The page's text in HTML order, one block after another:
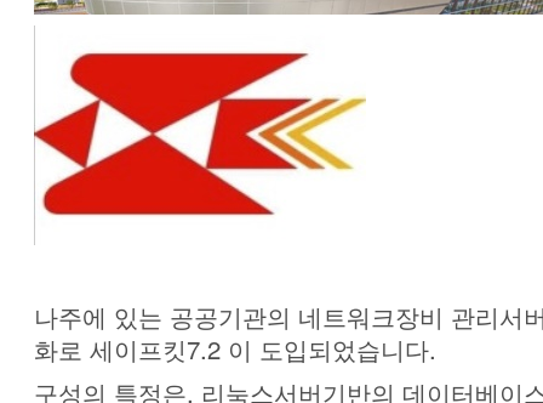
나주에 있는 공공기관의 네트워크장비 관리서
화로 세이프킷7.2 이 도입되었습니다.
구성의 특정은, 리눅스서버기반의 데이터베이